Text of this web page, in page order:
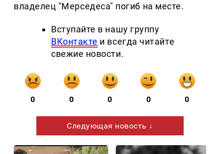
владелец "Мерседеса" погиб на месте.
Вступайте в нашу группу
ВКонтакте и всегда читайте
свежие новости.
0 0 0 0 0
Следующая новость ↓